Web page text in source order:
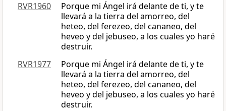
RVR1960
Porque mi Ángel irá delante de ti, y te
llevará a la tierra del amorreo, del
heteo, del ferezeo, del cananeo, del
heveo y del jebuseo, a los cuales yo haré
destruir.
RVR1977
Porque mi Ángel irá delante de ti, y te
llevará a la tierra del amorreo, del
heteo, del ferezeo, del cananeo, del
heveo y del jebuseo, a los cuales yo haré
destruir.